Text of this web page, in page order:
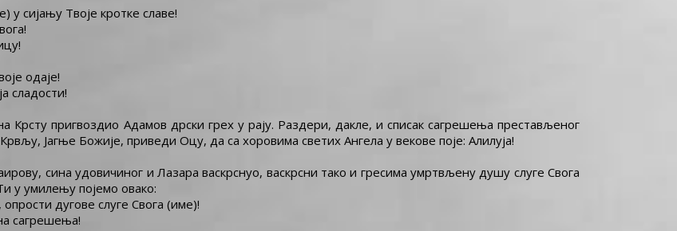
у сијању Твоје кротке славе!
одаје!
сладости!
пригвоздио Адамов дрски грех у рају. Раздери, дакле, и списак сагрешења престављеног
Јагње Божије, приведи Оцу, да са хоровима светих Ангела у векове поје: Алилуја!
сина удовичиног и Лазара васкрснуо, васкрсни тако и гресима умртвљену душу слуге Свога
у умилењу појемо овако:
дугове слуге Свога (име)!
сагрешења!